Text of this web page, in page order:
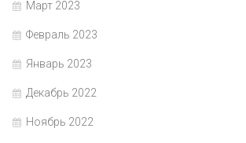
Март 2023
Февраль 2023
Январь 2023
Декабрь 2022
Ноябрь 2022